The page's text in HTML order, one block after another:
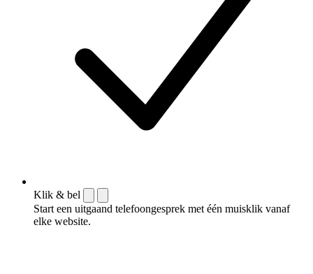
Klik & bel
Start een uitgaand telefoongesprek met één muisklik vanaf
elke website.